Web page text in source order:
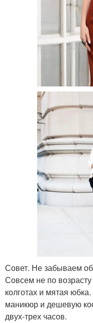
Совет. Не забываем об
Совсем не по возрасту
колготах и мятая
маникюр и дешевую
двух-трех часов.